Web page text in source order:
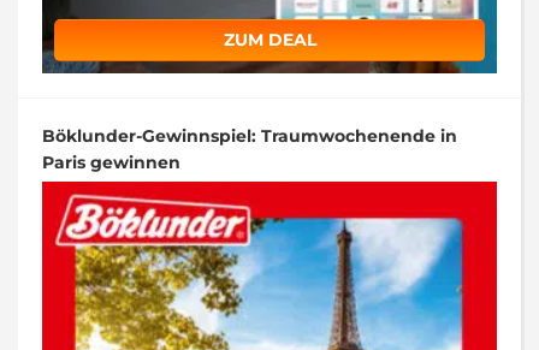
ZUM DEAL
Böklunder-Gewinnspiel: Traumwochenende in
Paris gewinnen